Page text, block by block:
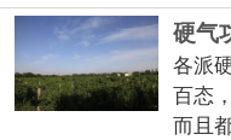
硬气
各派
百态
而且